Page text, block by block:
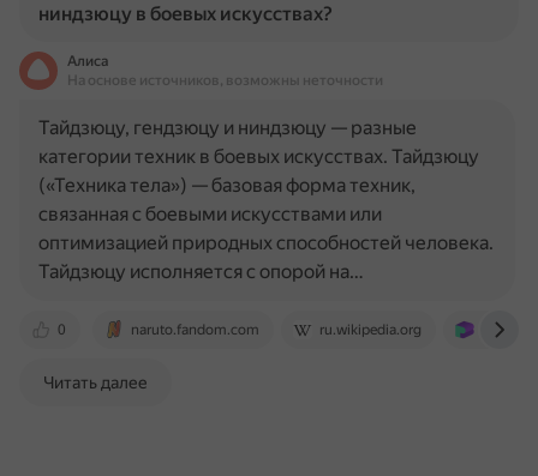
ниндзюцу в боевых искусствах?
Алиса
На основе источников, возможны неточности
0 naruto.fandom.com ru.wikipedia.org
Тайдзюцу, гендзюцу и ниндзюцу — разные
категории техник в боевых искусствах. Тайдзюцу
(«Техника тела») — базовая форма техник,
связанная с боевыми искусствами или
оптимизацией природных способностей человека.
Тайдзюцу исполняется с опорой на…
Читать далее